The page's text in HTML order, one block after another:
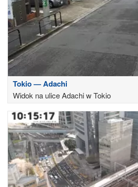
Tokio — Adachi
Widok na ulice Adachi w Tokio